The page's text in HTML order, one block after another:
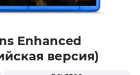
Enhanced
версия)